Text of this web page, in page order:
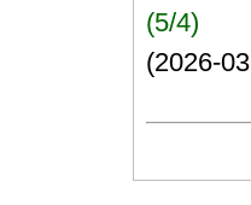
(5/4)
(2026-